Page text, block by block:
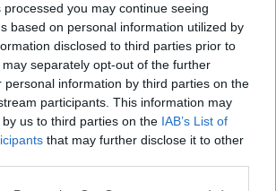
you may continue seeing
based on personal information utilized by
disclosed to third parties prior to
separately opt-out of the further
personal information by third parties on the
participants. This information may
us to third parties on the IAB’s List of
that may further disclose it to other
επίσης